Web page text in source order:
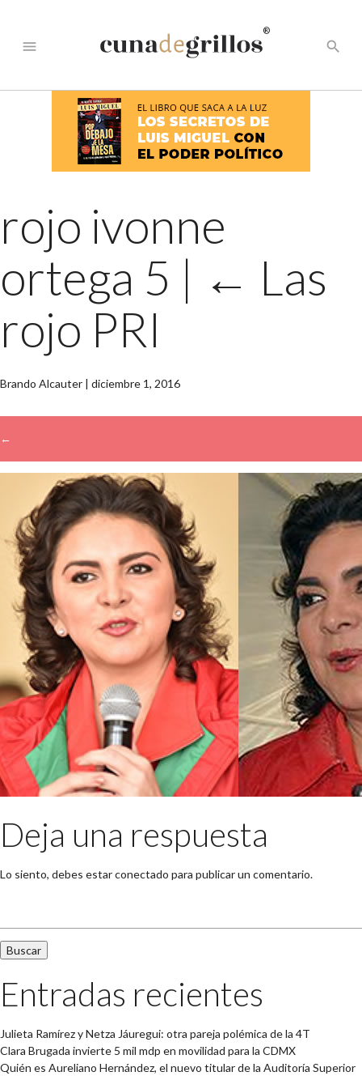
menu
®
search
rojo ivonne
ortega 5 | ← Las
rojo PRI
Brando Alcauter | diciembre 1, 2016
←
Deja una respuesta
Lo siento, debes estarconectado para publicar un comentario.
Entradas recientes
Julieta Ramírez y Netza Jáuregui: otra pareja polémica de la 4T
Clara Brugada invierte 5 mil mdp en movilidad para la CDMX
Quién es Aureliano Hernández, el nuevo titular de la Auditoría Superior